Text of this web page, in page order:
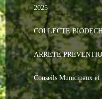
INDISPENSABLES
Nouveaux arrivants
Le PACS
Voter
2025
COLLECTE
ARRETE
Conseils Municipaux